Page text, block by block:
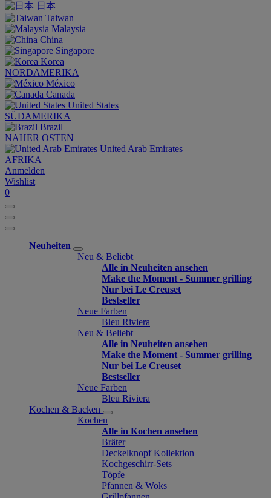
日本
Taiwan
Malaysia
China
Singapore
Korea
NORDAMERIKA
México
Canada
United States
SÜDAMERIKA
Brazil
NAHER OSTEN
United Arab Emirates
AFRIKA
Anmelden
Wishlist
0
Neuheiten
Neu & Beliebt
Alle in Neuheiten ansehen
Make the Moment - Summer grilling
Nur bei Le Creuset
Bestseller
Neue Farben
Bleu Riviera
Neu & Beliebt
Alle in Neuheiten ansehen
Make the Moment - Summer grilling
Nur bei Le Creuset
Bestseller
Neue Farben
Bleu Riviera
Kochen & Backen
Kochen
Alle in Kochen ansehen
Bräter
Deckelknopf Kollektion
Kochgeschirr-Sets
Töpfe
Pfannen & Woks